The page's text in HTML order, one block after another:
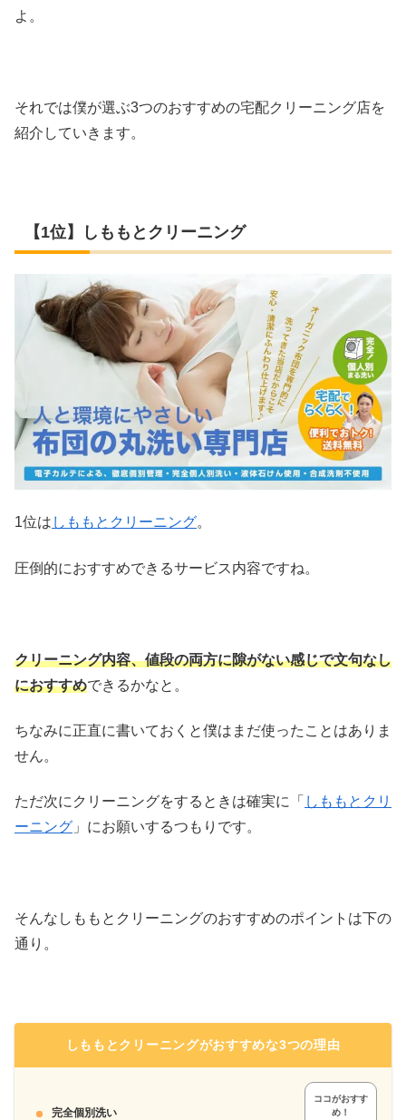
よ。
それでは僕が選ぶ3つのおすすめの宅配クリーニング店を
紹介していきます。
【1位】しももとクリーニング
1位は しももとクリーニング。
圧倒的におすすめできるサービス内容ですね。
クリーニング内容、値段の両方に隙がない感じで文句なし
におすすめできるかなと。
ちなみに正直に書いておくと僕はまだ使ったことはありま
せん。
ただ次にクリーニングをするときは確実に「 しももとクリ
ーニング 」にお願いするつもりです。
そんなしももとクリーニングのおすすめのポイントは下の
通り。
しももとクリーニングがおすすめな3つの理由
完全個別洗い
ココがおすす
め！